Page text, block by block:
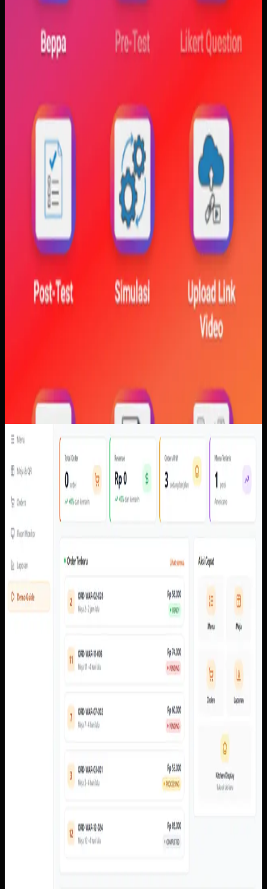
matematis dengan perilaku fisik yang sebenarnya,
konsisten. Materi yang hanya tampil statis juga membuat
konsep perubahan fase dan perilaku sistem sulit
dibayangkan.
visualisasi gerak, dan grafik yang berubah langsung saat
variabel diubah. Dengan begitu, mahasiswa bisa melihat
hubungan antara teori dan simulasi secara lebih konkret.
Baca studi kasus
Software Kustom
QR Ordering
Sebelumnya
Order perlu membawa konteks meja, item, pembayaran,
dan status secara konsisten dari perangkat pelanggan ke
admin dan kitchen tanpa bergantung pada konfirmasi
manual.
Yang kami bangun
Dari screenshot yang tersedia, sistem memiliki alur scan
meja, menu pelanggan, cart, pembayaran, pembayaran,
status pesanan, dasbor admin, pengaturan meja dan QR,
laporan, floor monitor, serta kitchen display.
Baca studi kasus